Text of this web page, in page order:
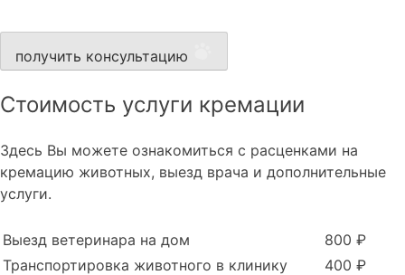
получить консультацию
Стоимость услуги кремации
Здесь Вы можете ознакомиться с расценками на
кремацию животных, выезд врача и дополнительные
услуги.
Выезд ветеринара на дом
800 ₽
Транспортировка животного в клинику
400 ₽